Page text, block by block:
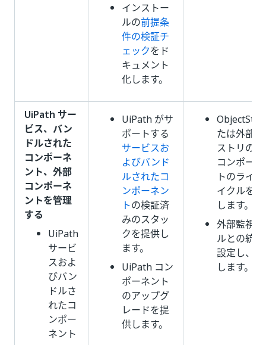
インストー
ルの前提条
件の検証チ
ェックをド
キュメント
化します。
UiPath サー
ビス、バン
ドルされた
コンポーネ
ント、外部
コンポーネ
ントを管理
する
UiPath
サービ
スおよ
びバン
ドルさ
れたコ
ンポー
ネント
UiPath がサ
ポートする
サービスお
よびバンド
ルされたコ
ンポーネン
トの検証済
みのスタッ
クを提供し
ます。
UiPath コン
ポーネント
のアップグ
レードを提
供します。
たは外部
ストリの
コンポー
トのライ
イクルを
します。
外部監視
ルとの統
設定し、
します。